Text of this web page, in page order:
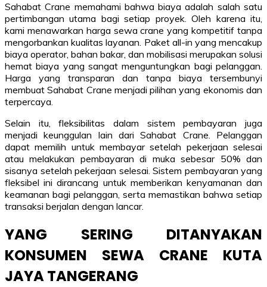
Sahabat Crane memahami bahwa biaya adalah salah satu
pertimbangan utama bagi setiap proyek. Oleh karena itu,
kami menawarkan harga sewa crane yang kompetitif tanpa
mengorbankan kualitas layanan. Paket all-in yang mencakup
biaya operator, bahan bakar, dan mobilisasi merupakan solusi
hemat biaya yang sangat menguntungkan bagi pelanggan.
Harga yang transparan dan tanpa biaya tersembunyi
membuat Sahabat Crane menjadi pilihan yang ekonomis dan
terpercaya.
Selain itu, fleksibilitas dalam sistem pembayaran juga
menjadi keunggulan lain dari Sahabat Crane. Pelanggan
dapat memilih untuk membayar setelah pekerjaan selesai
atau melakukan pembayaran di muka sebesar 50% dan
sisanya setelah pekerjaan selesai. Sistem pembayaran yang
fleksibel ini dirancang untuk memberikan kenyamanan dan
keamanan bagi pelanggan, serta memastikan bahwa setiap
transaksi berjalan dengan lancar.
YANG SERING DITANYAKAN
KONSUMEN SEWA CRANE KUTA
JAYA TANGERANG